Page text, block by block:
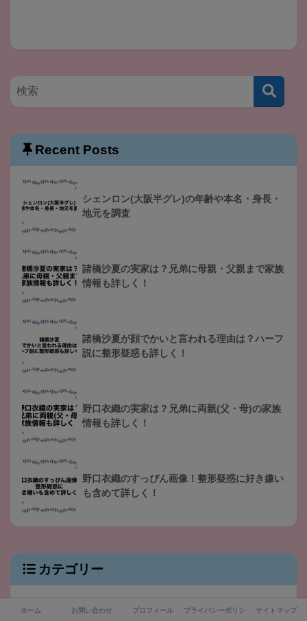
Recent Posts
シェンロン(大阪半グレ)の年齢や本名・身長・
地元を調査
諸橋沙夏の実家は？兄弟に母親・父親まで家族
情報も詳しく！
諸橋沙夏が顔でかいと言われる理由は？ハーフ
説に整形疑惑も詳しく！
野口衣織の実家は？兄弟に両親(父・母)の家族
情報も詳しく！
野口衣織のすっぴん画像！整形疑惑に好き嫌い
も含めて詳しく！
カテゴリー
ホーム お問い合わせ プロフィール プライバシーポリシー サイトマップ